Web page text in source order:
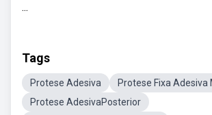
...
Tags
Protese Adesiva
Protese Fixa Adesiva
Protese AdesivaPosterior